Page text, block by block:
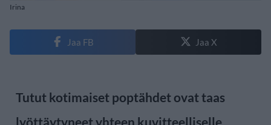
Irina
Jaa FB Jaa X
Tutut kotimaiset poptähdet ovat taas
lyöttäytyneet yhteen kuvitteelliselle